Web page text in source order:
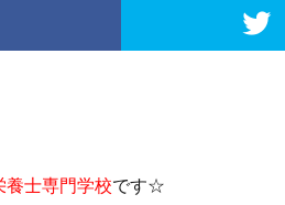
養士専門学校です☆